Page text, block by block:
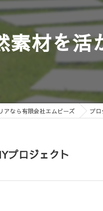
材を活
アなら有限会社エムビーズ ブロ
プロジェクト